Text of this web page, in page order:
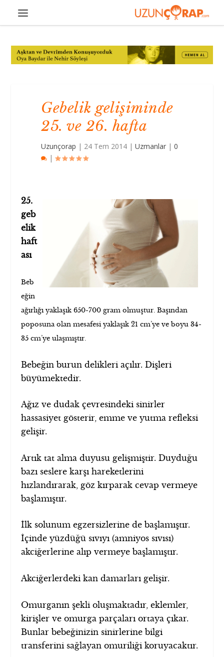
Gebelik gelişiminde
25. ve 26. hafta
Uzunçorap | 24 Tem 2014 |Uzmanlar |0
|
25.
geb
elik
haft
ası
Beb
eğin
ağırlığı yaklaşık 650-700 gram olmuştur. Başından
poposuna olan mesafesi yaklaşık 21 cm’ye ve boyu 34-
35 cm’ye ulaşmıştır.
Bebeğin burun delikleri açılır. Dişleri
büyümektedir.
Ağız ve dudak çevresindeki sinirler
hassasiyet gösterir, emme ve yutma refleksi
gelişir.
Artık tat alma duyusu gelişmiştir. Duyduğu
bazı seslere karşı hareketlerini
hızlandırarak, göz kırparak cevap vermeye
başlamıştır.
İlk solunum egzersizlerine de başlamıştır.
İçinde yüzdüğü sıvıyı (amniyos sıvısı)
akciğerlerine alıp vermeye başlamıştır.
Akciğerlerdeki kan damarları gelişir.
Omurganın şekli oluşmaktadır, eklemler,
kirişler ve omurga parçaları ortaya çıkar.
Bunlar bebeğinizin sinirlerine bilgi
transferini sağlayan omuriliği koruyacaktır.